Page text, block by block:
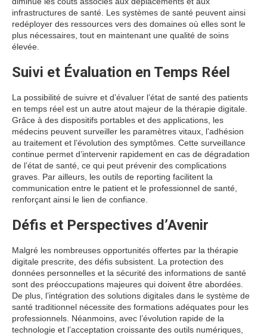
infrastructures de santé. Les systèmes de santé peuvent ainsi
redéployer des ressources vers des domaines où elles sont le
plus nécessaires, tout en maintenant une qualité de soins
élevée.
Suivi et Évaluation en Temps Réel
La possibilité de suivre et d’évaluer l’état de santé des patients
en temps réel est un autre atout majeur de la thérapie digitale.
Grâce à des dispositifs portables et des applications, les
médecins peuvent surveiller les paramètres vitaux, l’adhésion
au traitement et l’évolution des symptômes. Cette surveillance
continue permet d’intervenir rapidement en cas de dégradation
de l’état de santé, ce qui peut prévenir des complications
graves. Par ailleurs, les outils de reporting facilitent la
communication entre le patient et le professionnel de santé,
renforçant ainsi le lien de confiance.
Défis et Perspectives d’Avenir
Malgré les nombreuses opportunités offertes par la thérapie
digitale prescrite, des défis subsistent. La protection des
données personnelles et la sécurité des informations de santé
sont des préoccupations majeures qui doivent être abordées.
De plus, l’intégration des solutions digitales dans le système de
santé traditionnel nécessite des formations adéquates pour les
professionnels. Néanmoins, avec l’évolution rapide de la
technologie et l’acceptation croissante des outils numériques,